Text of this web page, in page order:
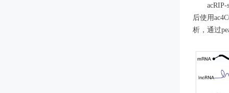
后使用
析，通过